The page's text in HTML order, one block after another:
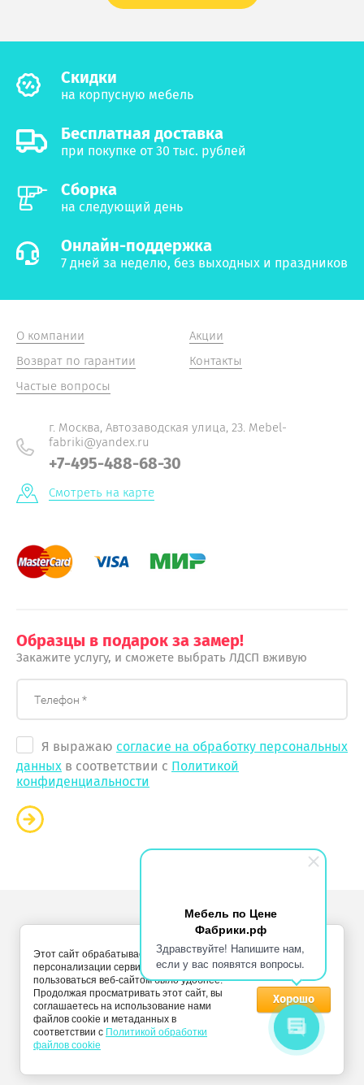
Мебель по Цене
Фабрики.рф
Здравствуйте! Напишите нам,
если у вас появятся вопросы.
Cкидки
на корпусную мебель
Бесплатная доставка
при покупке от 30 тыс. рублей
Сборка
на следующий день
Онлайн-поддержка
7 дней за неделю, без выходных и праздников
О компании
Возврат по гарантии
Частые вопросы
Акции
Контакты
г. Москва, Автозаводская улица, 23. Mebel-
fabriki@yandex.ru
+7-495-488-68-30
Смотреть на карте
Образцы в подарок за замер!
Закажите услугу, и сможете выбрать ЛДСП вживую
Я выражаю согласие на обработку персональных
данных в соответствии с Политикой
конфиденциальности
Copyright © 2011 - 2026 “Мебель по цене фабрики”
Политика конфиденциальности
Этот сайт обрабатывает Cookies с целью
персонализации сервисов и чтобы
пользоваться веб-сайтом было удобнее.
Продолжая просматривать этот сайт, вы
соглашаетесь на использование нами
файлов cookie и метаданных в
соответствии с Политикой обработки
файлов cookie
Хорошо